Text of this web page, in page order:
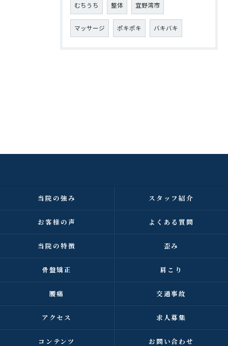
むちうち 整体 宜野湾市
マッサージ ポキポキ バキバキ
当院の強み スタッフ紹介
お客様の声 よくある質問
当院の特徴 歪み
骨盤矯正 肩こり
腰痛 交通事故
アクセス 求人募集
コンテンツ お問い合わせ